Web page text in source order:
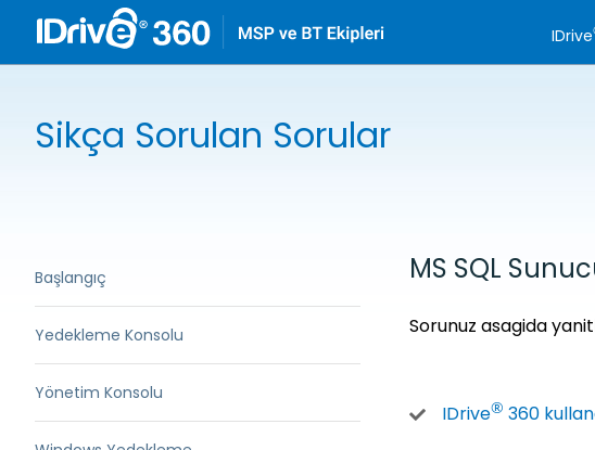
IDrive
Sikça Sorulan Sorular
Başlangıç
Yedekleme Konsolu
Yönetim Konsolu
MS SQL
Sorunuz asagida
IDrive® 360